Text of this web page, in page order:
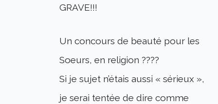
GRAVE!!!
Un concours de beauté pour les
Soeurs, en religion ????
Si je sujet n’étais aussi « sérieux »,
je serai tentée de dire comme